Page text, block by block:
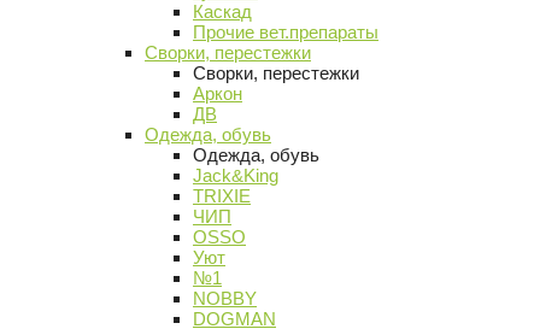
Каскад
Прочие вет.препараты
Сворки, перестежки
Сворки, перестежки
Аркон
ДВ
Одежда, обувь
Одежда, обувь
Jack&King
TRIXIE
ЧИП
OSSO
Уют
№1
NOBBY
DOGMAN